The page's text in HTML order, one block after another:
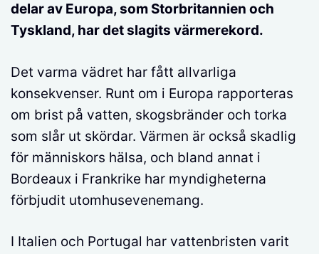
delar av Europa, som Storbritannien och
Tyskland, har det slagits värmerekord.
Det varma vädret har fått allvarliga
konsekvenser. Runt om i Europa rapporteras
om brist på vatten, skogsbränder och torka
som slår ut skördar. Värmen är också skadlig
för människors hälsa, och bland annat i
Bordeaux i Frankrike har myndigheterna
förbjudit utomhusevenemang.
I Italien och Portugal har vattenbristen varit